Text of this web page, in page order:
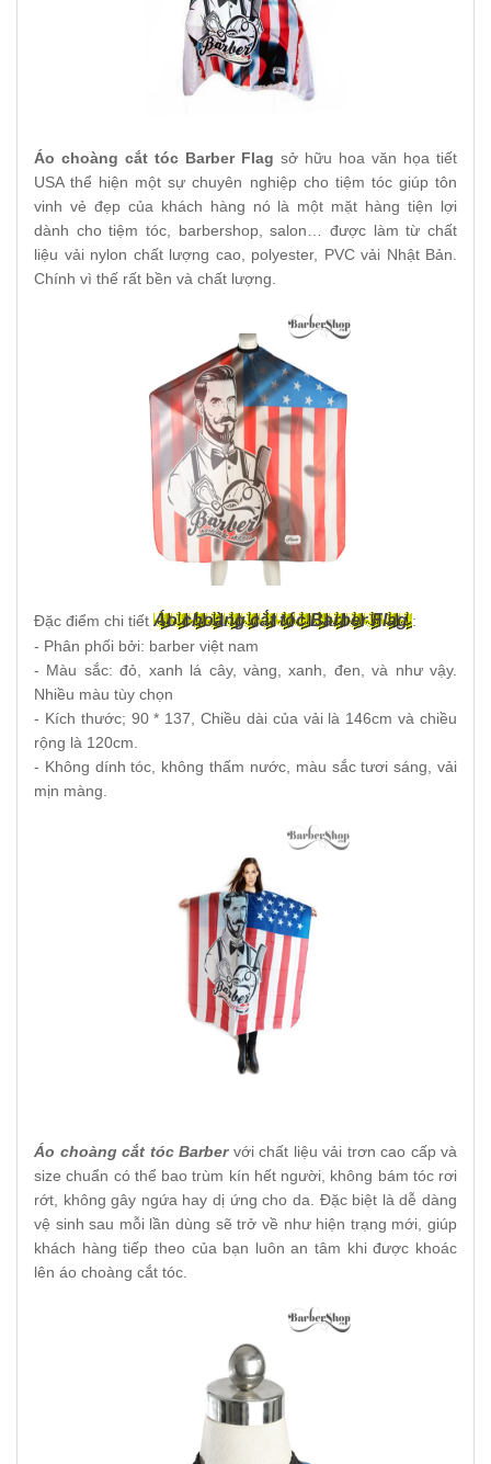
Áo choàng cắt tóc Barber Flag sở hữu hoa văn họa tiết
USA thể hiện một sự chuyên nghiệp cho tiệm tóc giúp tôn
vinh vẻ đẹp của khách hàng nó là một mặt hàng tiện lợi
dành cho tiệm tóc, barbershop, salon…
được làm từ chất
liệu vải nylon chất lượng cao, polyester, PVC vải Nhật Bản.
Chính vì thế rất bền và chất lượng.
Đặc điểm chi tiết Áo choàng cắt tóc Barber Flag:
- Phân phối bởi: barber việt nam
- Màu sắc: đỏ, xanh lá cây, vàng, xanh, đen, và như vậy.
Nhiều màu tùy chọn
- Kích thước; 90 * 137, Chiều dài của vải là 146cm và chiều
rộng là 120cm.
- Không dính tóc, không thấm nước, màu sắc tươi sáng, vải
mịn màng.
Áo choàng cắt tóc Barbervới chất liệu vải trơn cao cấp và
size chuẩn có thể bao trùm kín hết người, không bám tóc rơi
rớt, không gây ngứa hay dị ứng cho da. Đặc biệt là dễ dàng
vệ sinh sau mỗi lần dùng sẽ trở về như hiện trạng mới, giúp
khách hàng tiếp theo của bạn luôn an tâm khi được khoác
lên áo choàng cắt tóc.